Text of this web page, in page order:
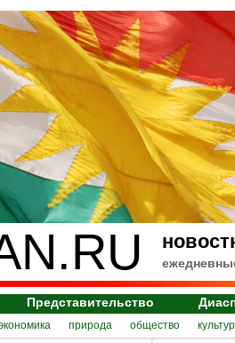
Представительство
природа общество